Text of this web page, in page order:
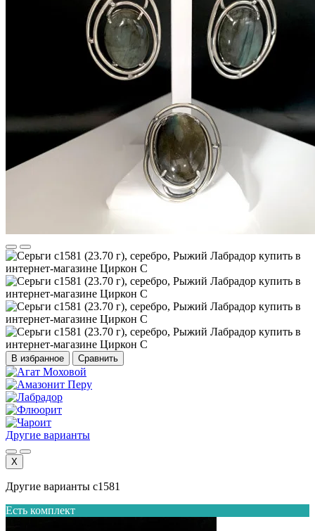
В избранное Сравнить
Другие варианты
X
Другие варианты с1581
Есть комплект